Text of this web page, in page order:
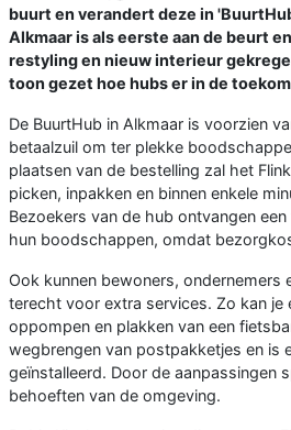
buurt en verandert deze in
Alkmaar is als eerste aan de beurt
restyling en nieuw interieur
toon gezet hoe hubs er in de
De BuurtHub in Alkmaar is voorzien
betaalzuil om ter plekke
plaatsen van de bestelling zal het
picken, inpakken en binnen enkele
Bezoekers van de hub ontvangen
hun boodschappen, omdat
Ook kunnen bewoners, ondernemers
terecht voor extra services. Zo kan je
oppompen en plakken van een
wegbrengen van postpakketjes en is
geïnstalleerd. Door de aanpassingen
behoeften van de omgeving.